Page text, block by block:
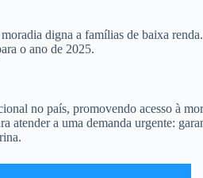
digna a famílias de baixa
o ano de 2025.
no país, promovendo acesso à
a uma demanda urgente: